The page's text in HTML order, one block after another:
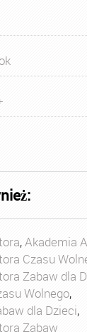
,Akademia
Czasu
Zabaw dla
Wolnego,
dla Dzieci,
Zabaw